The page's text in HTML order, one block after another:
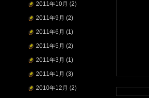
2011年10月 (2)
2011年9月 (2)
2011年6月 (1)
2011年5月 (2)
2011年3月 (1)
2011年1月 (3)
2010年12月 (2)